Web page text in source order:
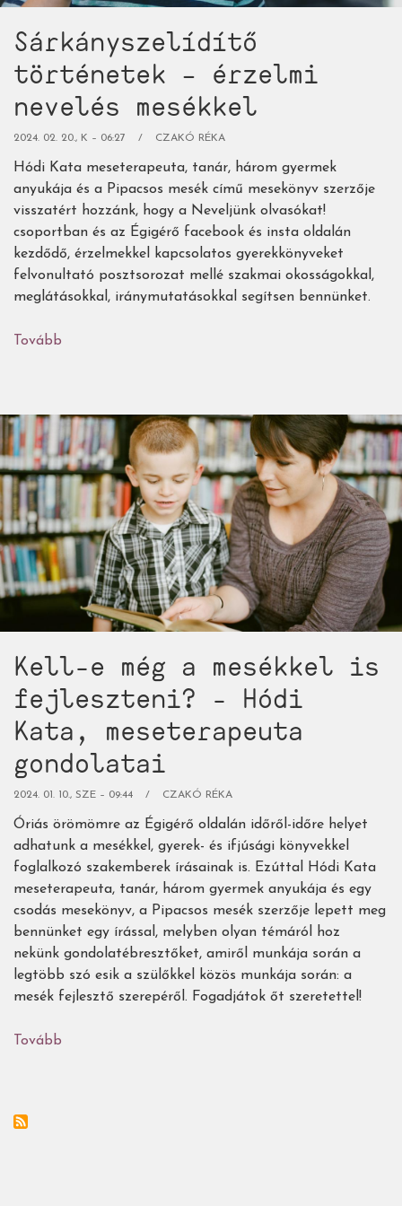
Sárkányszelídítő
történetek – érzelmi
nevelés mesékkel
2024. 02. 20., K – 06:27 CZAKÓ RÉKA
Hódi Kata meseterapeuta, tanár, három gyermek
anyukája és a Pipacsos mesék című mesekönyv szerzője
visszatért hozzánk, hogy a Neveljünk olvasókat!
csoportban és az Égigérő facebook és insta oldalán
kezdődő, érzelmekkel kapcsolatos gyerekkönyveket
felvonultató posztsorozat mellé szakmai okosságokkal,
meglátásokkal, iránymutatásokkal segítsen bennünket.
Tovább
nevelés
mesékkel)
Kell-e még a mesékkel is
fejleszteni? - Hódi
Kata, meseterapeuta
gondolatai
2024. 01. 10., SZE – 09:44 CZAKÓ RÉKA
Óriás örömömre az Égigérő oldalán időről-időre helyet
adhatunk a mesékkel, gyerek- és ifjúsági könyvekkel
foglalkozó szakemberek írásainak is. Ezúttal Hódi Kata
meseterapeuta, tanár, három gyermek anyukája és egy
csodás mesekönyv, a Pipacsos mesék szerzője lepett meg
bennünket egy írással, melyben olyan témáról hoz
nekünk gondolatébresztőket, amiről munkája során a
legtöbb szó esik a szülőkkel közös munkája során: a
mesék fejlesztő szerepéről. Fogadjátok őt szeretettel!
Tovább